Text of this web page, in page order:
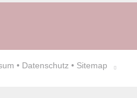
• Datenschutz • Sitemap